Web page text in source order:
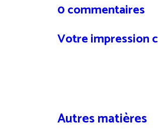
0 commentaires
Votre impression
Autres matières